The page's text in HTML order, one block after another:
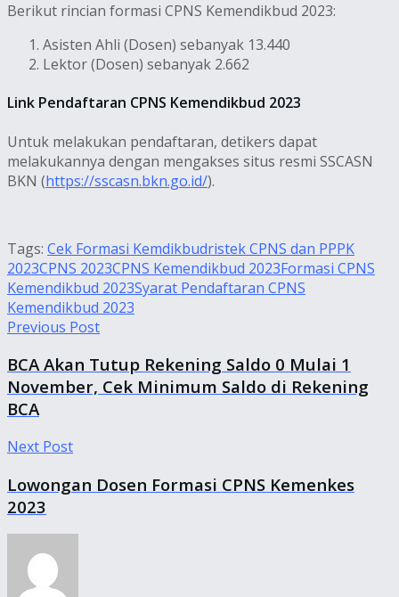
Berikut rincian formasi CPNS Kemendikbud 2023:
Asisten Ahli (Dosen) sebanyak 13.440
Lektor (Dosen) sebanyak 2.662
Link Pendaftaran CPNS Kemendikbud 2023
Untuk melakukan pendaftaran, detikers dapat
melakukannya dengan mengakses situs resmi SSCASN
BKN (https://sscasn.bkn.go.id/).
Tags: Cek Formasi Kemdikbudristek CPNS dan PPPK
2023CPNS 2023CPNS Kemendikbud 2023Formasi CPNS
Kemendikbud 2023Syarat Pendaftaran CPNS
Kemendikbud 2023
Previous Post
BCA Akan Tutup Rekening Saldo 0 Mulai 1
November, Cek Minimum Saldo di Rekening
BCA
Next Post
Lowongan Dosen Formasi CPNS Kemenkes
2023